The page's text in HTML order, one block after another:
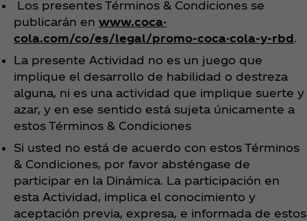
Los presentes Términos & Condiciones se
publicarán en www.coca-
cola.com/co/es/legal/promo-coca-cola-y-rbd.
La presente Actividad no es un juego que
implique el desarrollo de habilidad o destreza
alguna, ni es una actividad que implique suerte y
azar, y en ese sentido está sujeta únicamente a
estos Términos & Condiciones
Si usted no está de acuerdo con estos Términos
& Condiciones, por favor absténgase de
participar en la Dinámica. La participación en
esta Actividad, implica el conocimiento y
aceptación previa, expresa, e informada de estos